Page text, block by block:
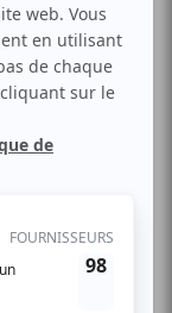
suis-je?"
vous à un vent
la scène
une profondeur
dans
sobre et